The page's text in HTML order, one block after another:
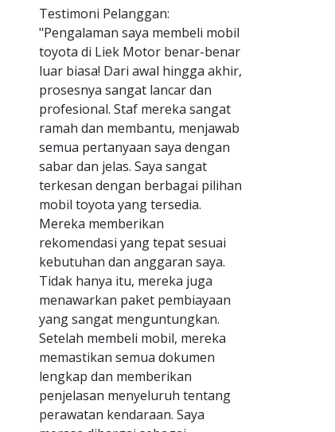
Testimoni Pelanggan:
"Pengalaman saya membeli mobil
toyota di Liek Motor benar-benar
luar biasa! Dari awal hingga akhir,
prosesnya sangat lancar dan
profesional. Staf mereka sangat
ramah dan membantu, menjawab
semua pertanyaan saya dengan
sabar dan jelas. Saya sangat
terkesan dengan berbagai pilihan
mobil toyota yang tersedia.
Mereka memberikan
rekomendasi yang tepat sesuai
kebutuhan dan anggaran saya.
Tidak hanya itu, mereka juga
menawarkan paket pembiayaan
yang sangat menguntungkan.
Setelah membeli mobil, mereka
memastikan semua dokumen
lengkap dan memberikan
penjelasan menyeluruh tentang
perawatan kendaraan. Saya